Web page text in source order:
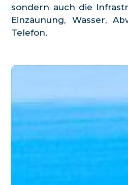
sondern auch die
Einzäunung, Wasser,
Telefon.